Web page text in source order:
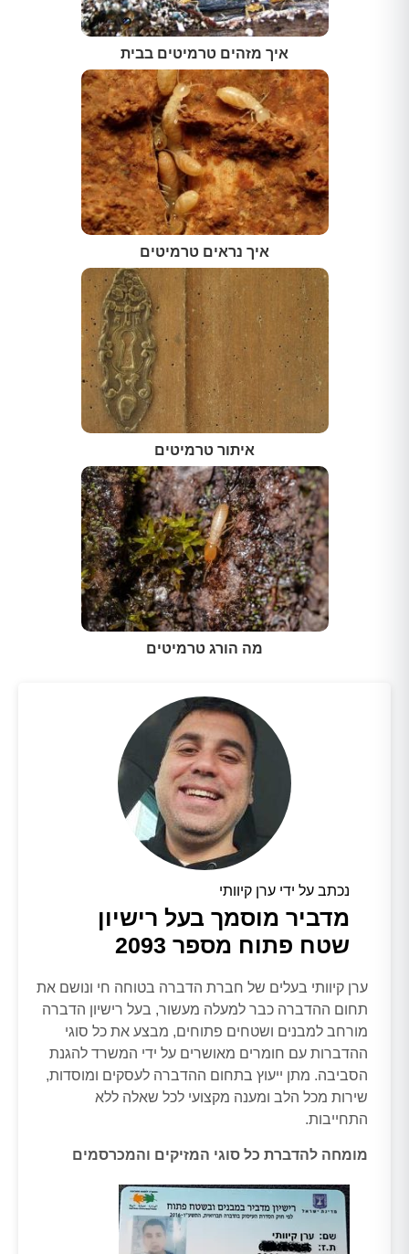
איך מזהים טרמיטים בבית
איך נראים טרמיטים
איתור טרמיטים
מה הורג טרמיטים
נכתב על ידי ערן קיוותי
מדביר מוסמך בעל רישיון
שטח פתוח מספר 2093
ערן קיוותי בעלים של חברת הדברה בטוחה חי ונושם את
תחום ההדברה כבר למעלה מעשור, בעל רישיון הדברה
מורחב למבנים ושטחים פתוחים, מבצע את כל סוגי
ההדברות עם חומרים מאושרים על ידי המשרד להגנת
הסביבה. מתן ייעוץ בתחום ההדברה לעסקים ומוסדות,
שירות מכל הלב ומענה מקצועי לכל שאלה ללא
התחייבות.
מומחה להדברת כל סוגי המזיקים והמכרסמים